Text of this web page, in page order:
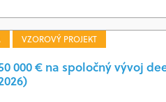
VZOROVÝ PROJEKT
000 € na spoločný vývoj